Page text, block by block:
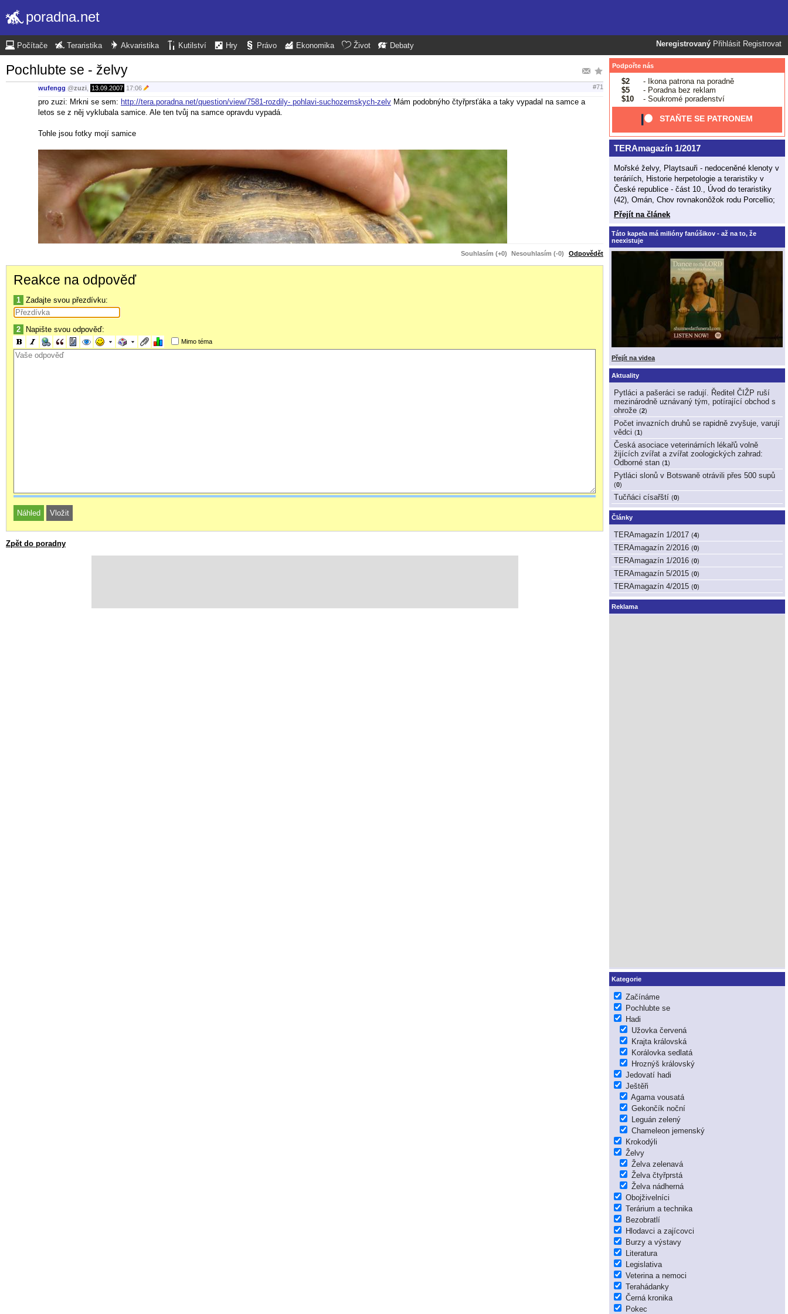
poradna.net
Neregistrovaný Přihlásit Registrovat
Počítače Teraristika Akvaristika Kutilství Hry Právo Ekonomika Život Debaty
Pochlubte se - želvy
wufengg @zuzi 13.09.2007 17:06 #71
pro zuzi: Mrkni se sem: http://tera.poradna.net/question/view/7581-rozdily- pohlavi-suchozemskych-zelv Mám podobnýho čtyřprsťáka a taky vypadal na samce a
letos se z něj vyklubala samice. Ale ten tvůj na samce opravdu vypadá.
Tohle jsou fotky mojí samice
Souhlasím (+0) Nesouhlasím (-0) Odpovědět
Reakce na odpověď
1 Zadajte svou přezdívku:
2 Napište svou odpověď:
Mimo téma
Zpět do poradny
Podpořte nás
$2
- Ikona patrona na poradně
$5
- Poradna bez reklam
$10
- Soukromé poradenství
STAŇTE SE PATRONEM
TERAmagazín 1/2017
Mořské želvy, Playtsauři - nedoceněné klenoty v
teráriích, Historie herpetologie a teraristiky v
České republice - část 10., Úvod do teraristiky
(42), Omán, Chov rovnakonôžok rodu Porcellio;
Přejít na článek
Táto kapela má milióny fanúšikov - až na to, že
neexistuje
Přejít na videa
Aktuality
Pytláci a pašeráci se radují. Ředitel ČIŽP ruší
mezinárodně uznávaný tým, potírající obchod s
ohrože (2)
Počet invazních druhů se rapidně zvyšuje, varují
vědci (1)
Česká asociace veterinárních lékařů volně
žijících zvířat a zvířat zoologických zahrad:
Odborné stan (1)
Pytláci slonů v Botswaně otrávili přes 500 supů
(0)
Tučňáci císařští (0)
Články
TERAmagazín 1/2017 (4)
TERAmagazín 2/2016 (0)
TERAmagazín 1/2016 (0)
TERAmagazín 5/2015 (0)
TERAmagazín 4/2015 (0)
Reklama
Kategorie
Začínáme
Pochlubte se
Hadi
Užovka červená
Krajta královská
Korálovka sedlatá
Hroznýš královský
Jedovatí hadi
Ještěři
Agama vousatá
Gekončík noční
Leguán zelený
Chameleon jemenský
Krokodýli
Želvy
Želva zelenavá
Želva čtyřprstá
Želva nádherná
Obojživelníci
Terárium a technika
Bezobratlí
Hlodavci a zajícovci
Burzy a výstavy
Literatura
Legislativa
Veterina a nemoci
Terahádanky
Černá kronika
Pokec